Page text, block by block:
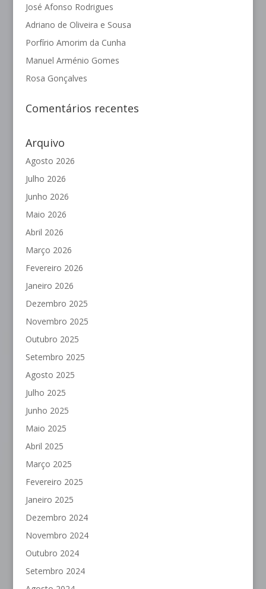
José Afonso Rodrigues
Adriano de Oliveira e Sousa
Porfírio Amorim da Cunha
Manuel Arménio Gomes
Rosa Gonçalves
Comentários recentes
Arquivo
Agosto 2026
Julho 2026
Junho 2026
Maio 2026
Abril 2026
Março 2026
Fevereiro 2026
Janeiro 2026
Dezembro 2025
Novembro 2025
Outubro 2025
Setembro 2025
Agosto 2025
Julho 2025
Junho 2025
Maio 2025
Abril 2025
Março 2025
Fevereiro 2025
Janeiro 2025
Dezembro 2024
Novembro 2024
Outubro 2024
Setembro 2024